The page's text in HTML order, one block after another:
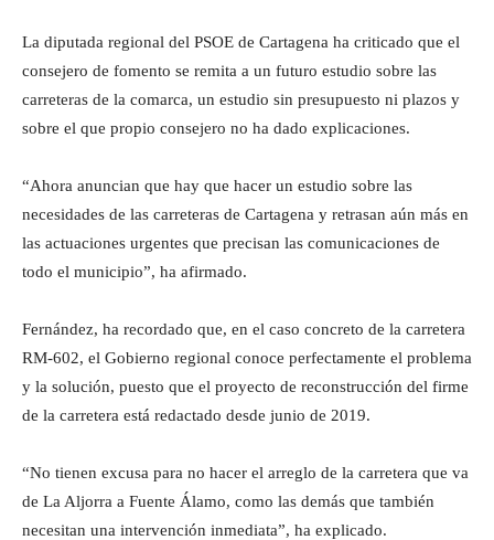
La diputada regional del PSOE de Cartagena ha criticado que el
consejero de fomento se remita a un futuro estudio sobre las
carreteras de la comarca, un estudio sin presupuesto ni plazos y
sobre el que propio consejero no ha dado explicaciones.
“Ahora anuncian que hay que hacer un estudio sobre las
necesidades de las carreteras de Cartagena y retrasan aún más en
las actuaciones urgentes que precisan las comunicaciones de
todo el municipio”, ha afirmado.
Fernández, ha recordado que, en el caso concreto de la carretera
RM-602, el Gobierno regional conoce perfectamente el problema
y la solución, puesto que el proyecto de reconstrucción del firme
de la carretera está redactado desde junio de 2019.
“No tienen excusa para no hacer el arreglo de la carretera que va
de La Aljorra a Fuente Álamo, como las demás que también
necesitan una intervención inmediata”, ha explicado.